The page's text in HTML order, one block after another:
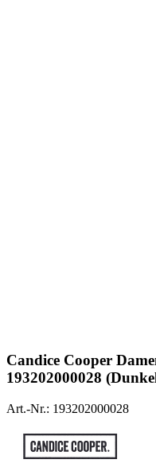
Candice Cooper
193202000028
Art.-Nr.: 193202000028